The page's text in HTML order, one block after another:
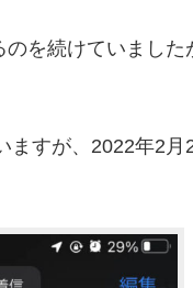
を続けていまし
すが、2022年2